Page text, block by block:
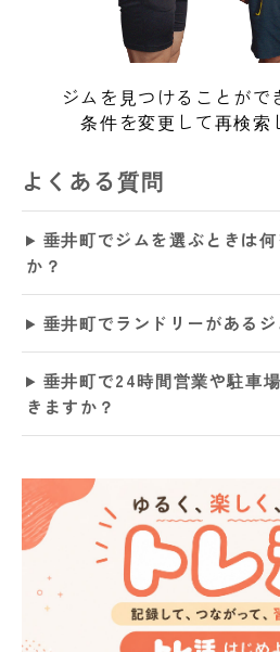
ジムを見つけることがで
条件を変更して再検索
よくある質問
垂井町でジムを選ぶときは
か？
垂井町でランドリーがある
垂井町で24時間営業や駐車
きますか？